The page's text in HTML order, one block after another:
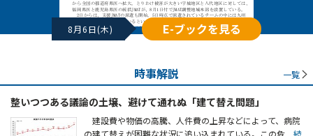
8月6日(木) E-ブックを見る
時事解説 一覧
整いつつある議論の土壌、避けて通れぬ「建て替え問題」
建設費や物価の高騰、人件費の上昇などによって、病院
の建て替えが困難な状況に追い込まれている。この危 ...続